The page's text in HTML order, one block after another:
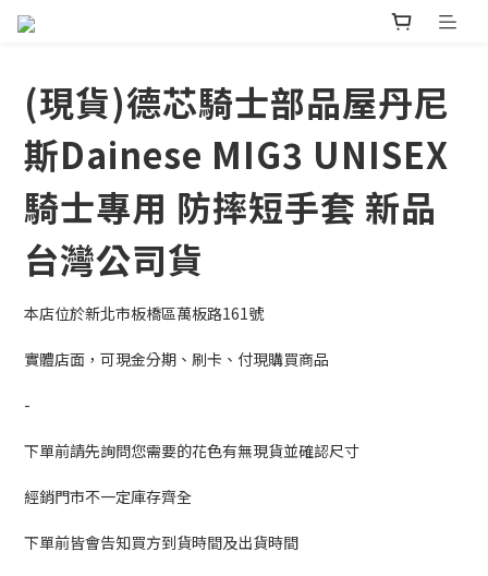
(現貨)德芯騎士部品屋丹尼
斯Dainese MIG3 UNISEX
騎士專用 防摔短手套 新品
台灣公司貨
本店位於新北市板橋區萬板路161號
實體店面，可現金分期、刷卡、付現購買商品
-
下單前請先詢問您需要的花色有無現貨並確認尺寸
經銷門市不一定庫存齊全
下單前皆會告知買方到貨時間及出貨時間